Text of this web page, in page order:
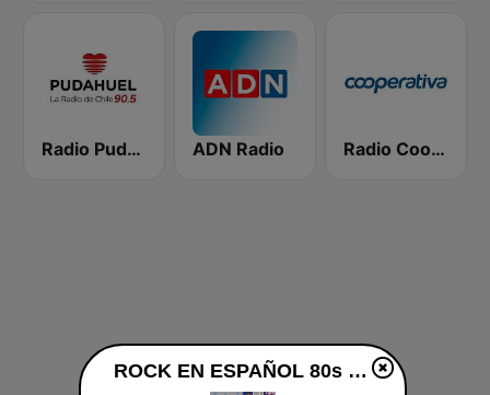
Radio Pudahuel ADN Radio Radio Cooperativa
ROCK EN ESPAÑOL 80s 90s Neltume Chile en vivo